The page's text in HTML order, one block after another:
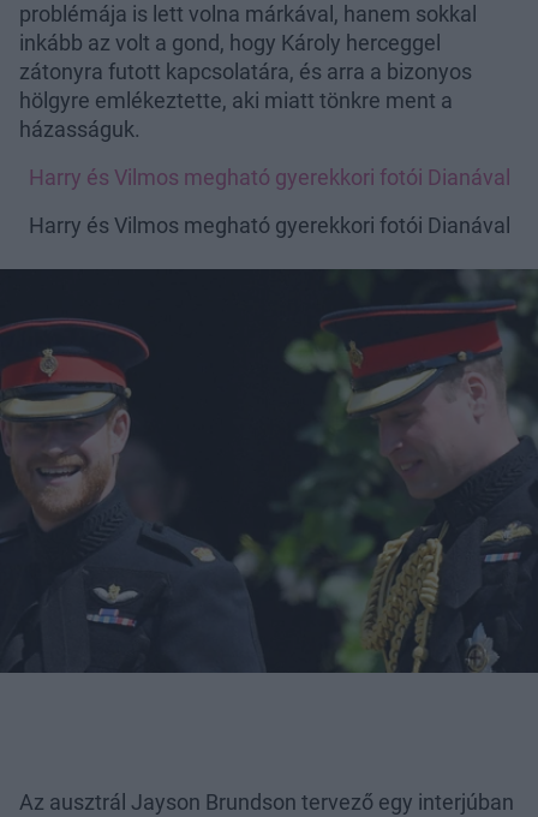
problémája is lett volna márkával, hanem sokkal
inkább az volt a gond, hogy Károly herceggel
zátonyra futott kapcsolatára, és arra a bizonyos
hölgyre emlékeztette, aki miatt tönkre ment a
házasságuk.
Harry és Vilmos megható gyerekkori fotói Dianával
Harry és Vilmos megható gyerekkori fotói Dianával
Az ausztrál Jayson Brundson tervező egy interjúban